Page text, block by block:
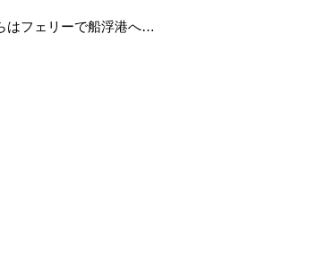
はフェリーで船浮港へ…